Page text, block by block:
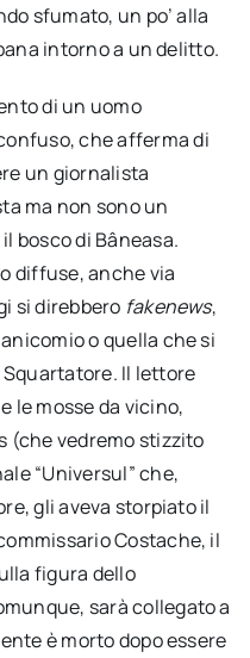
sfumato, un po’ alla
intorno a un delitto.
di un uomo
che afferma di
un giornalista
ma non sono un
bosco di Bâneasa.
diffuse, anche via
si direbbero fakenews,
o quella che si
Il lettore
le mosse da vicino,
(che vedremo stizzito
“Universul” che,
gli aveva storpiato il
Costache, il
figura dello
sarà collegato a
è morto dopo essere